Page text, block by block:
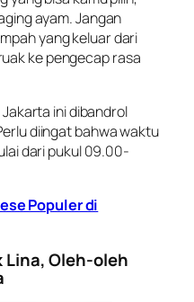
ayam. Jangan
yang keluar dari
ke pengecap rasa
ini dibandrol
diingat bahwa waktu
dari pukul 09.00-
Populer di
Lina, Oleh-oleh